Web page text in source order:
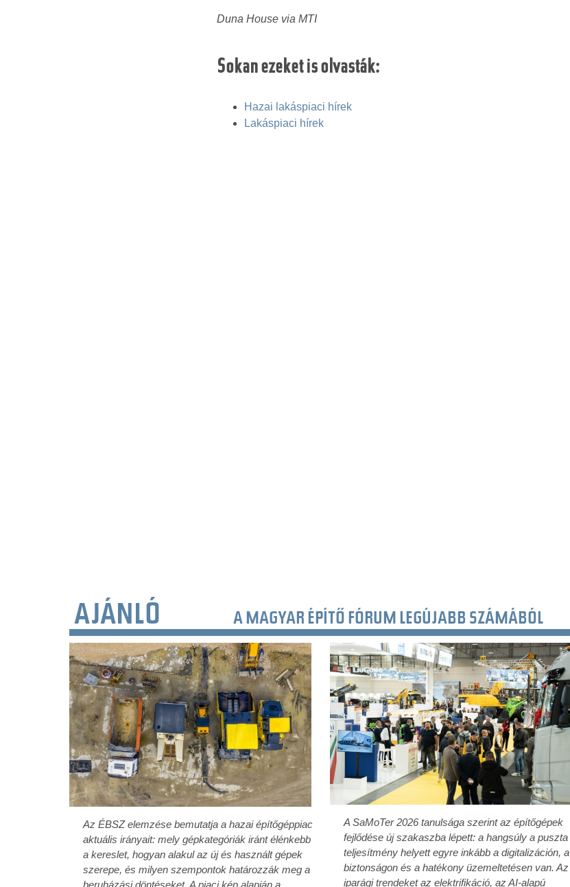
Duna House via MTI
Sokan ezeket is olvasták:
Hazai lakáspiaci hírek
Lakáspiaci hírek
AJÁNLÓ A MAGYAR ÉPÍTŐ FÓRUM LEGÚJABB SZÁMÁBÓL
Az ÉBSZ elemzése bemutatja a hazai építőgéppiac
aktuális irányait: mely gépkategóriák iránt élénkebb
a kereslet, hogyan alakul az új és használt gépek
szerepe, és milyen szempontok határozzák meg a
A SaMoTer 2026 tanulsága szerint az építőgépek
fejlődése új szakaszba lépett: a hangsúly a puszta
teljesítmény helyett egyre inkább a digitalizáción, a
biztonságon és a hatékony üzemeltetésen van. Az
iparági trendeket az elektrifikáció, az AI-alapú